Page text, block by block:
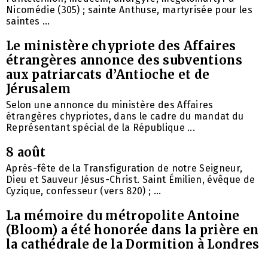
Nicomédie (305) ; sainte Anthuse, martyrisée pour les
saintes ...
Le ministère chypriote des Affaires
étrangères annonce des subventions
aux patriarcats d’Antioche et de
Jérusalem
Selon une annonce du ministère des Affaires
étrangères chypriotes, dans le cadre du mandat du
Représentant spécial de la République ...
8 août
Après-fête de la Transfiguration de notre Seigneur,
Dieu et Sauveur Jésus-Christ. Saint Émilien, évêque de
Cyzique, confesseur (vers 820) ; ...
La mémoire du métropolite Antoine
(Bloom) a été honorée dans la prière en
la cathédrale de la Dormition à Londres